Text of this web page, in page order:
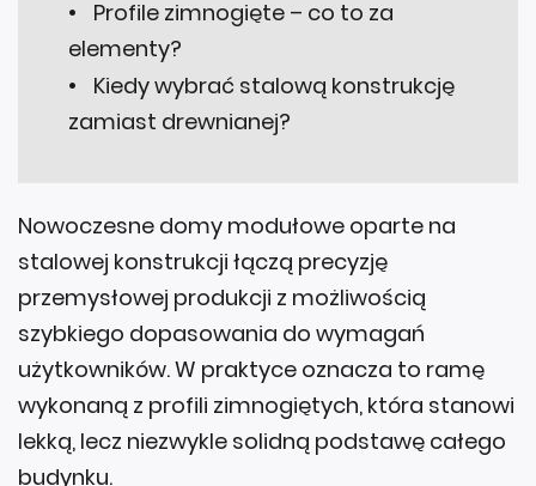
elementy?
Kiedy wybrać stalową konstrukcję
zamiast drewnianej?
stalowej konstrukcji łączą precyzję
przemysłowej produkcji z możliwością
szybkiego dopasowania do wymagań
użytkowników. W praktyce oznacza to ramę
wykonaną z profili zimnogiętych, która stanowi
lekką, lecz niezwykle solidną podstawę całego
budynku.